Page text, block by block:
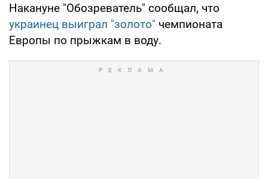
Накануне "Обозреватель" сообщал, что
украинец выиграл "золото" чемпионата
Европы по прыжкам в воду.